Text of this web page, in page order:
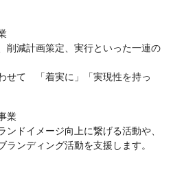
削減計画策定、実行といった一連の
せて 「着実に」「実現性を持っ
業
ドイメージ向上に繋げる活動や、
ンディング活動を支援します。